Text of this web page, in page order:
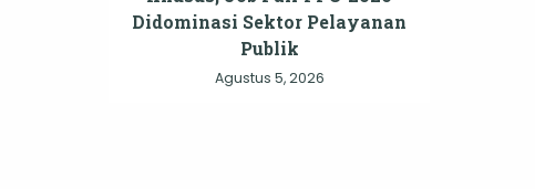
Didominasi Sektor Pelayanan
Publik
Agustus 5, 2026